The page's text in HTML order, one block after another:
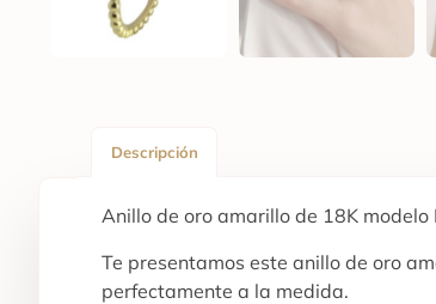
Descripción
Anillo de oro amarillo de 18K modelo
Te presentamos este anillo de oro
perfectamente a la medida.